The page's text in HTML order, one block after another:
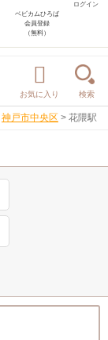
ログイン
ベビカムひろば
会員登録
（無料）
お気に入り 検索
神戸市中央区 > 花隈駅